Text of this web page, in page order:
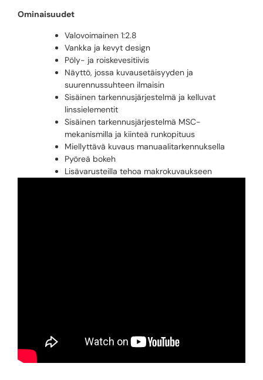
Ominaisuudet
Valovoimainen 1:2.8
Vankka ja kevyt design
Pöly- ja roiskevesitiivis
Näyttö, jossa kuvausetäisyyden ja
suurennussuhteen ilmaisin
Sisäinen tarkennusjärjestelmä ja kelluvat
linssielementit
Sisäinen tarkennusjärjestelmä MSC-
mekanismilla ja kiinteä runkopituus
Miellyttävä kuvaus manuaalitarkennuksella
Pyöreä bokeh
Lisävarusteilla tehoa makrokuvaukseen